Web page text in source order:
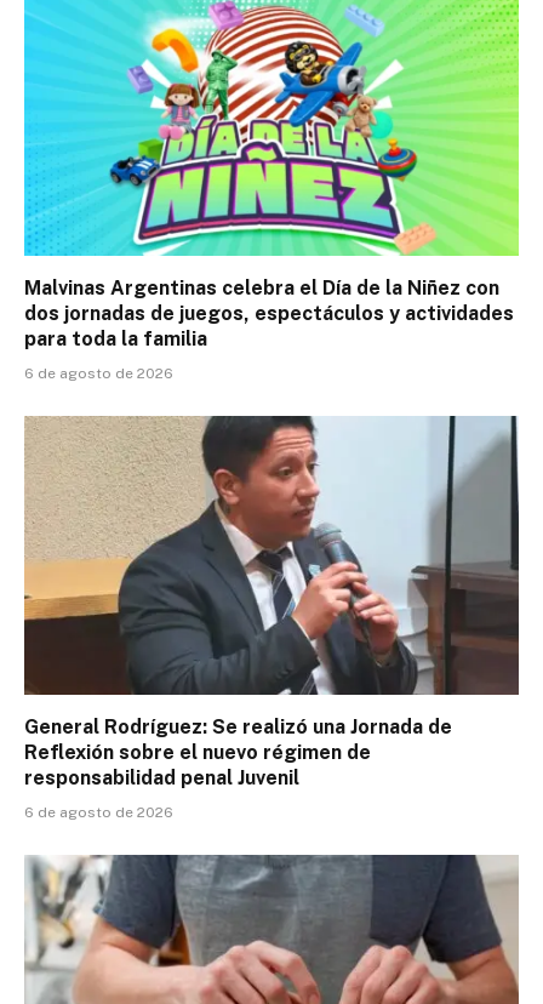
Malvinas Argentinas celebra el Día de la Niñez con
dos jornadas de juegos, espectáculos y actividades
para toda la familia
6 de agosto de 2026
General Rodríguez: Se realizó una Jornada de
Reflexión sobre el nuevo régimen de
responsabilidad penal Juvenil
6 de agosto de 2026